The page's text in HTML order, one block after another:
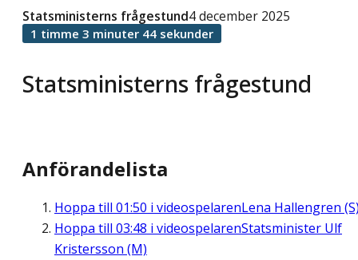
Statsministerns frågestund
Statsministerns frågestund4 december 2025
1 timme 3 minuter 44 sekunder
Anförandelista
Hoppa till 01:50 i videospelarenLena Hallengren
Hoppa till 03:48 i videospelarenStatsminister Ulf
Kristersson (M)